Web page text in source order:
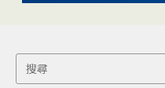
Search
for: